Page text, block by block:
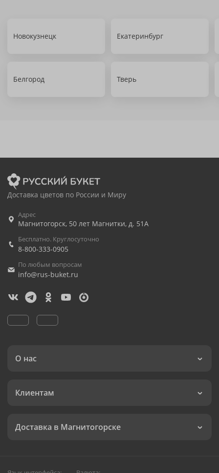
Новокузнецк Екатеринбург
Белгород Тверь
Доставка цветов по России и Миру
Адрес
Магнитогорск, 50 лет Магнитки, д. 51А
Бесплатно. Круглосуточно
8-800-333-0905
По любым вопросам
info@rus-buket.ru
О нас
Клиентам
Доставка в Магнитогорске